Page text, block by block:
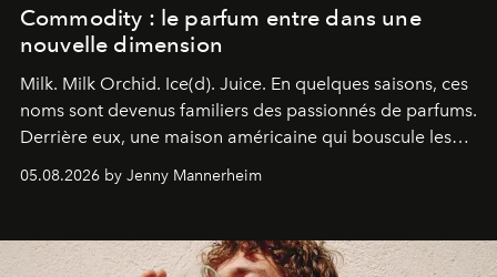
Commodity : le parfum entre dans une
nouvelle dimension
Milk. Milk Orchid. Ice(d). Juice. En quelques saisons, ces
noms sont devenus familiers des passionnés de parfums.
Derrière eux, une maison américaine qui bouscule les
codes de la parfumerie contemporaine en proposant
une approche aussi intuitive que personnelle :
05.08.2026 by Jenny Mannerheim